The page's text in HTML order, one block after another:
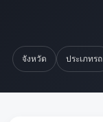
จังหวัด ประเภทรถ